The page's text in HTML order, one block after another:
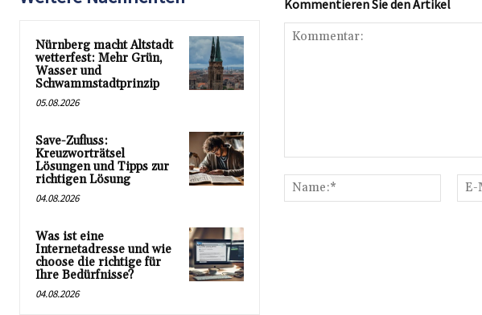
Nürnberg macht Altstadt
wetterfest: Mehr Grün,
Wasser und
Schwammstadtprinzip
05.08.2026
Save-Zufluss:
Kreuzworträtsel
Lösungen und Tipps zur
richtigen Lösung
04.08.2026
Was ist eine
Internetadresse und wie
choose die richtige für
Ihre Bedürfnisse?
04.08.2026
Kommentieren Sie den Artikel
Name:*